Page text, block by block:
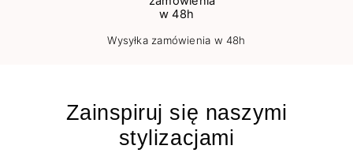
Wysyłka zamówienia w 48h
Zainspiruj się naszymi
stylizacjami